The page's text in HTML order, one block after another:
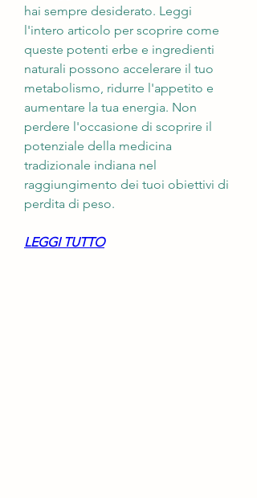
hai sempre desiderato. Leggi
l'intero articolo per scoprire come
queste potenti erbe e ingredienti
naturali possono accelerare il tuo
metabolismo, ridurre l'appetito e
aumentare la tua energia. Non
perdere l'occasione di scoprire il
potenziale della medicina
tradizionale indiana nel
raggiungimento dei tuoi obiettivi di
perdita di peso.
LEGGI TUTTO